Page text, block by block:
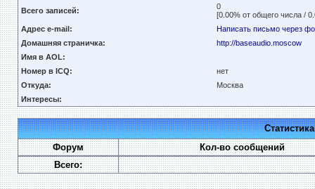
Всего записей:
0
[0.00% от общего числа /
Адрес e-mail:
Написать письмо через
Домашняя страничка:
http://baseaudio.moscow
Имя в AOL:
Номер в ICQ:
нет
Откуда:
Москва
Интересы:
Форум
Кол-во сообщений
Всего: